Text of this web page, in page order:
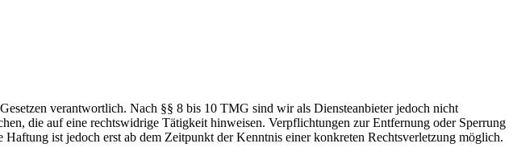
verantwortlich. Nach §§ 8 bis 10 TMG sind wir als Diensteanbieter jedoch nicht
die auf eine rechtswidrige Tätigkeit hinweisen. Verpflichtungen zur Entfernung oder Sperrung
ist jedoch erst ab dem Zeitpunkt der Kenntnis einer konkreten Rechtsverletzung möglich.